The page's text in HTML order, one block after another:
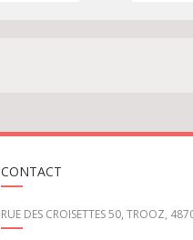
CONTACT
RUE DES CROISETTES 50, TROOZ,